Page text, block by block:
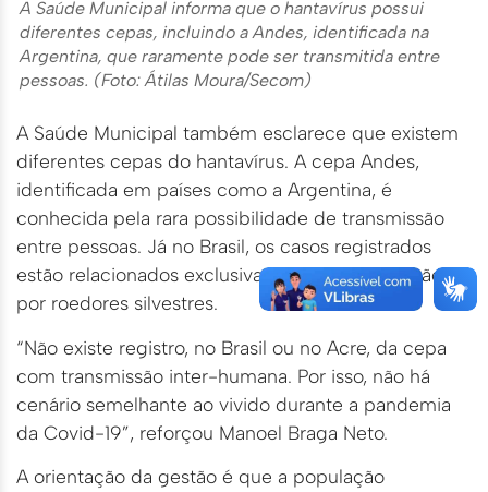
A Saúde Municipal informa que o hantavírus possui
diferentes cepas, incluindo a Andes, identificada na
Argentina, que raramente pode ser transmitida entre
pessoas. (Foto: Átilas Moura/Secom)
A Saúde Municipal também esclarece que existem
diferentes cepas do hantavírus. A cepa Andes,
identificada em países como a Argentina, é
conhecida pela rara possibilidade de transmissão
entre pessoas. Já no Brasil, os casos registrados
estão relacionados exclusivamente à transmissão
por roedores silvestres.
“Não existe registro, no Brasil ou no Acre, da cepa
com transmissão inter-humana. Por isso, não há
cenário semelhante ao vivido durante a pandemia
da Covid-19”, reforçou Manoel Braga Neto.
A orientação da gestão é que a população